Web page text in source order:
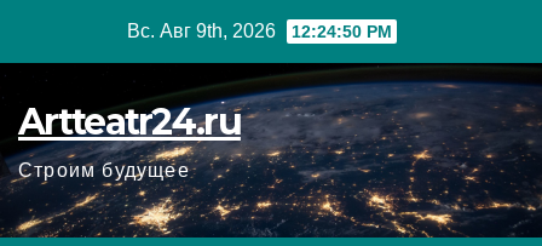
Вс. Авг 9th, 2026 12:24:51 PM
Artteatr24.ru
Строим будущее